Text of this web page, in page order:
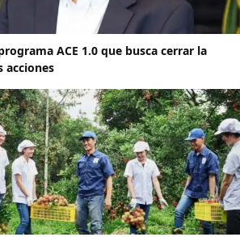
ACE 1.0 que busca cerrar la
acciones